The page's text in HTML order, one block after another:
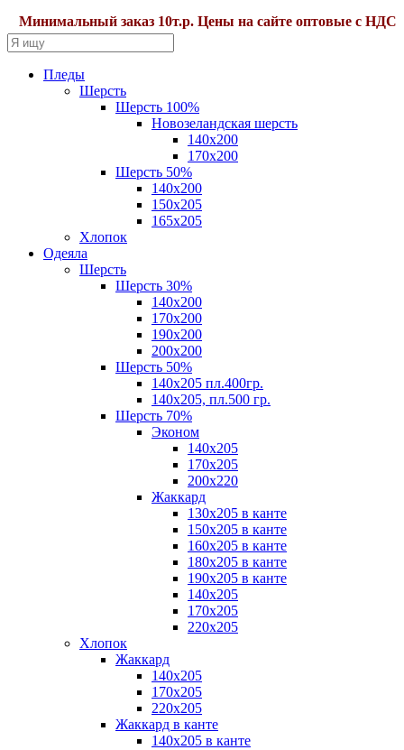
заказ 10т.р. Цены на сайте оптовые с
Пледы
Шерсть
Шерсть 100%
Новозеландская шерсть
140х200
170x200
Шерсть 50%
140x200
150х205
165х205
Хлопок
Одеяла
Шерсть
Шерсть 30%
140х200
170х200
190х200
200х200
Шерсть 50%
140х205 пл.400гр.
140х205, пл.500 гр.
Шерсть 70%
Эконом
140х205
170х205
200х220
Жаккард
130х205 в канте
150х205 в канте
160х205 в канте
180х205 в канте
190х205 в канте
140х205
170х205
220х205
Хлопок
Жаккард
140x205
170х205
220х205
Жаккард в канте
140х205 в канте